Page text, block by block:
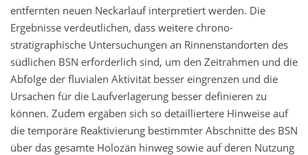
entfernten neuen Neckarlauf interpretiert werden. Die
Ergebnisse verdeutlichen, dass weitere chrono-
stratigraphische Untersuchungen an Rinnenstandorten des
südlichen BSN erforderlich sind, um den Zeitrahmen und die
Abfolge der fluvialen Aktivität besser eingrenzen und die
Ursachen für die Laufverlagerung besser definieren zu
können. Zudem ergäben sich so detailliertere Hinweise auf
die temporäre Reaktivierung bestimmter Abschnitte des BSN
über das gesamte Holozän hinweg sowie auf deren Nutzung